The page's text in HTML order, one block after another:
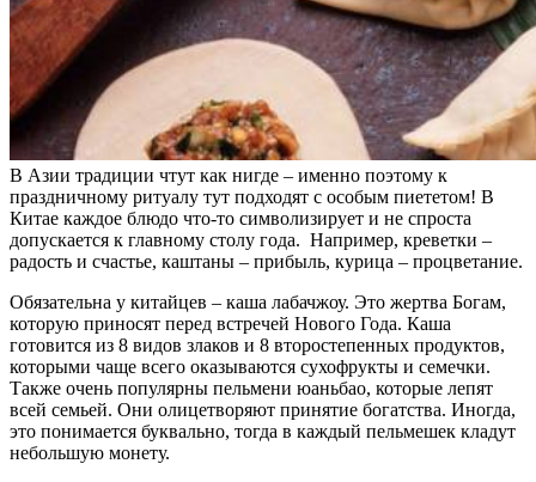
В Азии традиции чтут как нигде – именно поэтому к
праздничному ритуалу тут подходят с особым пиететом! В
Китае каждое блюдо что-то символизирует и не спроста
допускается к главному столу года. Например, креветки –
радость и счастье, каштаны – прибыль, курица – процветание.
Обязательна у китайцев – каша лабачжоу. Это жертва Богам,
которую приносят перед встречей Нового Года. Каша
готовится из 8 видов злаков и 8 второстепенных продуктов,
которыми чаще всего оказываются сухофрукты и семечки.
Также очень популярны пельмени юаньбао, которые лепят
всей семьей. Они олицетворяют принятие богатства. Иногда,
это понимается буквально, тогда в каждый пельмешек кладут
небольшую монету.